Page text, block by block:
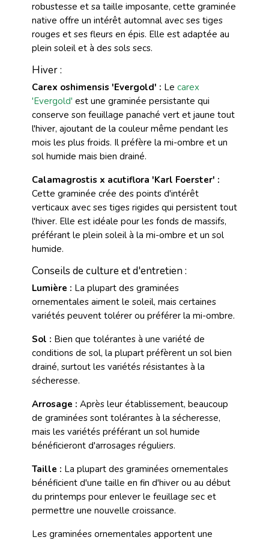
robustesse et sa taille imposante, cette graminée
native offre un intérêt automnal avec ses tiges
rouges et ses fleurs en épis. Elle est adaptée au
plein soleil et à des sols secs.
Hiver :
Carex oshimensis 'Evergold' : Le carex
'Evergold' est une graminée persistante qui
conserve son feuillage panaché vert et jaune tout
l'hiver, ajoutant de la couleur même pendant les
mois les plus froids. Il préfère la mi-ombre et un
sol humide mais bien drainé.
Calamagrostis x acutiflora 'Karl Foerster' :
Cette graminée crée des points d'intérêt
verticaux avec ses tiges rigides qui persistent tout
l'hiver. Elle est idéale pour les fonds de massifs,
préférant le plein soleil à la mi-ombre et un sol
humide.
Conseils de culture et d'entretien :
Lumière : La plupart des graminées
ornementales aiment le soleil, mais certaines
variétés peuvent tolérer ou préférer la mi-ombre.
Sol : Bien que tolérantes à une variété de
conditions de sol, la plupart préfèrent un sol bien
drainé, surtout les variétés résistantes à la
sécheresse.
Arrosage : Après leur établissement, beaucoup
de graminées sont tolérantes à la sécheresse,
mais les variétés préférant un sol humide
bénéficieront d'arrosages réguliers.
Taille : La plupart des graminées ornementales
bénéficient d'une taille en fin d'hiver ou au début
du printemps pour enlever le feuillage sec et
permettre une nouvelle croissance.
Les graminées ornementales apportent une